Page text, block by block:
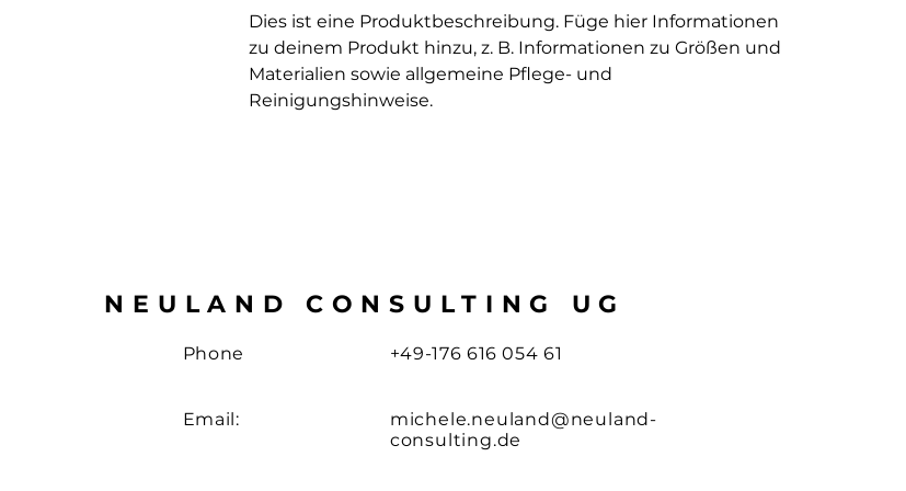
Dies ist eine Produktbeschreibung. Füge hier Informationen
zu deinem Produkt hinzu, z. B. Informationen zu Größen und
Materialien sowie allgemeine Pflege- und
Reinigungshinweise.
NEULAND CONSULTING UG
Phone +49-176 616 054 61
Email: michele.neuland@neuland-
consulting.de